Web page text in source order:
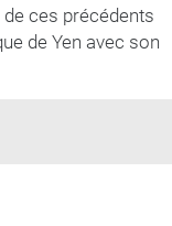
ces précédents
de Yen avec son